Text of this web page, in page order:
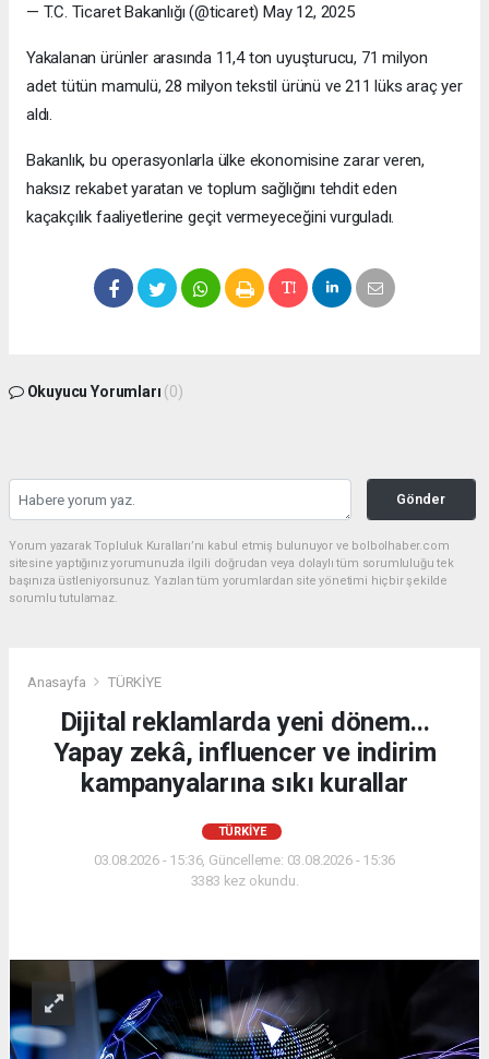
— T.C. Ticaret Bakanlığı (@ticaret) May 12, 2025
Yakalanan ürünler arasında 11,4 ton uyuşturucu, 71 milyon
adet tütün mamulü, 28 milyon tekstil ürünü ve 211 lüks araç yer
aldı.
Bakanlık, bu operasyonlarla ülke ekonomisine zarar veren,
haksız rekabet yaratan ve toplum sağlığını tehdit eden
kaçakçılık faaliyetlerine geçit vermeyeceğini vurguladı.
Okuyucu Yorumları (0)
Gönder
Yorum yazarak Topluluk Kuralları’nı kabul etmiş bulunuyor ve bolbolhaber.com
sitesine yaptığınız yorumunuzla ilgili doğrudan veya dolaylı tüm sorumluluğu tek
başınıza üstleniyorsunuz. Yazılan tüm yorumlardan site yönetimi hiçbir şekilde
sorumlu tutulamaz.
Anasayfa TÜRKİYE
Dijital reklamlarda yeni dönem...
Yapay zekâ, influencer ve indirim
kampanyalarına sıkı kurallar
TÜRKİYE
03.08.2026 - 15:36, Güncelleme: 03.08.2026 - 15:36
3383 kez okundu.